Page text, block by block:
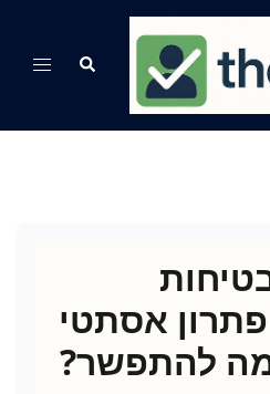
Search
Toggle
אסתטי
להתפשר?